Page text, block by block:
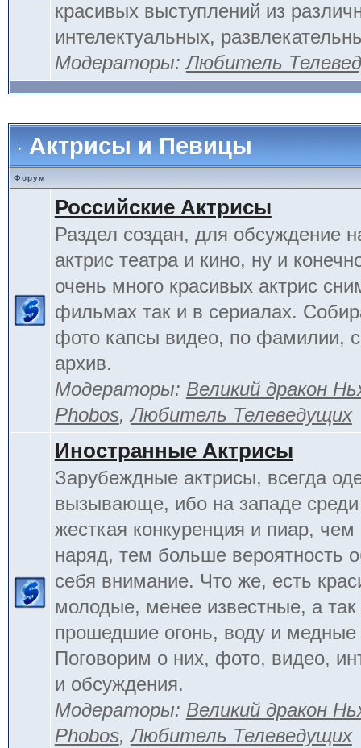
красивых выступлений из
интелектуальных,
Модераторы:Любитель
Актрисы и Певицы
Форум
Российские Актрисы
Раздел создан, для обсуждение
актрис театра и кино, ну и
очень много красивых актрис
фильмах так и в сериалах.
фото капсы видео, по фамилии,
архив.
Модераторы: Великий дракон
Phobos,Любитель Телеведущих
Иностранные Актрисы
Зарубеждные актрисы, всегда
вызывающе, ибо на западе среди
жесткая конкуренция и пиар, чем
наряд, тем больше вероятность
себя внимание. Что же, есть
молодые, менее известные, а
прошедшие огонь, воду и медные
Поговорим о них, фото, видео,
и обсуждения.
Модераторы: Великий дракон
Phobos,Любитель Телеведущих